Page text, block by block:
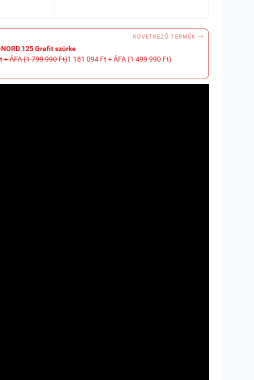
KÖVETKEZŐ TERMÉK 
NORD 125 Grafit szürke
+ ÁFA (1 799 990 Ft)1 181 094 Ft + ÁFA (1 499 990 Ft)